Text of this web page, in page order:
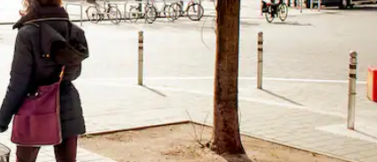
კლავიშები ზემოთ/ქვემოთ მიმართული ისრებით ან